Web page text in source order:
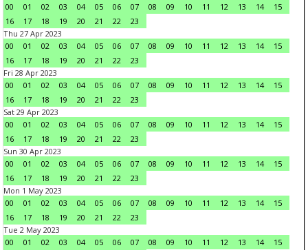
00
01 02 03 04 05 06 07 08 09 10 11 12 13 14
15
16
17 18 19 20 21 22
23
Thu 27 Apr 2023
00
01 02 03 04 05 06 07 08 09 10 11 12 13 14
15
16
17 18 19 20 21 22
23
Fri 28 Apr 2023
00
01 02 03 04 05 06 07 08 09 10 11 12 13 14
15
16
17 18 19 20 21 22
23
Sat 29 Apr 2023
00
01 02 03 04 05 06 07 08 09 10 11 12 13 14
15
16
17 18 19 20 21 22
23
Sun 30 Apr 2023
00
01 02 03 04 05 06 07 08 09 10 11 12 13 14
15
16
17 18 19 20 21 22
23
Mon 1 May 2023
00
01 02 03 04 05 06 07 08 09 10 11 12 13 14
15
16
17 18 19 20 21 22
23
Tue 2 May 2023
00
01 02 03 04 05 06 07 08 09 10 11 12 13 14
15